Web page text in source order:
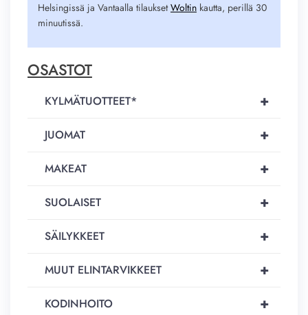
Helsingissä ja Vantaalla tilauksetWoltin kautta, perillä 30
minuutissä.
OSASTOT
+
KYLMÄTUOTTEET*
+
JUOMAT
+
MAKEAT
+
SUOLAISET
+
SÄILYKKEET
+
MUUT ELINTARVIKKEET
+
KODINHOITO